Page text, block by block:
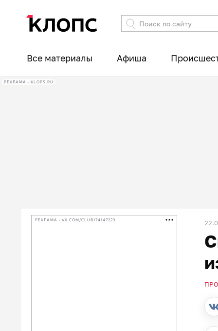
Все материалы Афиша
РЕКЛАМА • KLOPS.RU
РЕКЛАМА • VK.COM/CLUB174147223